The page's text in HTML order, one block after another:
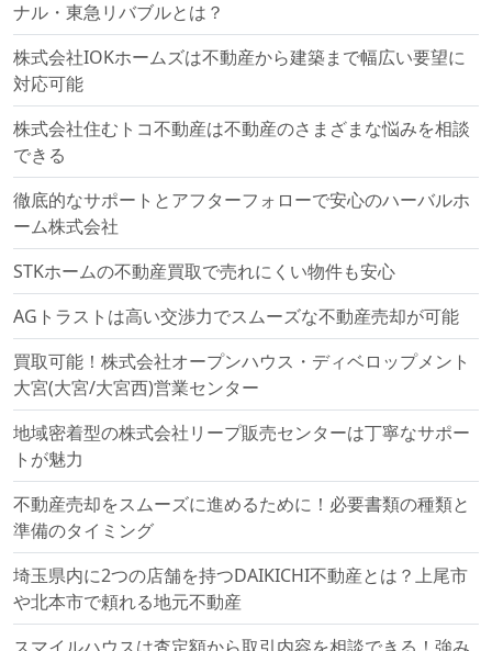
ナル・東急リバブルとは？
株式会社IOKホームズは不動産から建築まで幅広い要望に
対応可能
株式会社住むトコ不動産は不動産のさまざまな悩みを相談
できる
徹底的なサポートとアフターフォローで安心のハーバルホ
ーム株式会社
STKホームの不動産買取で売れにくい物件も安心
AGトラストは高い交渉力でスムーズな不動産売却が可能
買取可能！株式会社オープンハウス・ディベロップメント
大宮(大宮/大宮西)営業センター
地域密着型の株式会社リープ販売センターは丁寧なサポー
トが魅力
不動産売却をスムーズに進めるために！必要書類の種類と
準備のタイミング
埼玉県内に2つの店舗を持つDAIKICHI不動産とは？上尾市
や北本市で頼れる地元不動産